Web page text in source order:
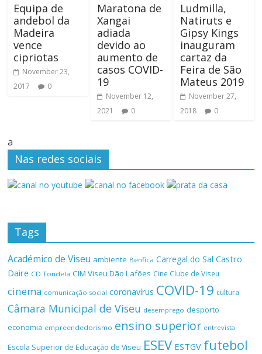
Equipa de
andebol da
Madeira
vence
cipriotas
November 23,
2017
0
Maratona de
Xangai
adiada
devido ao
aumento de
casos COVID-
19
November 12,
2021
0
Ludmilla,
Natiruts e
Gipsy Kings
inauguram
cartaz da
Feira de São
Mateus 2019
November 27,
2018
0
a
Nas redes sociais
Tags
Académico de Viseu ambiente Benfica Carregal do Sal Castro
Daire CD Tondela CIM Viseu Dão Lafões Cine Clube de Viseu
cinema comunicação social coronavírus COVID-19 cultura
Câmara Municipal de Viseu desemprego desporto
economia empreendedorismo ensino superior entrevista
Escola Superior de Educação de Viseu ESEV ESTGV futebol